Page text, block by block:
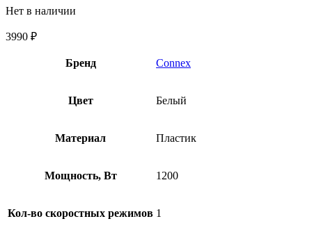
Нет в наличии
3990 ₽
Бренд Connex
Цвет Белый
Материал Пластик
Мощность, Вт 1200
Кол-во скоростных режимов 1